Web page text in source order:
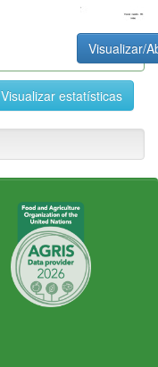
Visualizar/
Visualizar estatísticas